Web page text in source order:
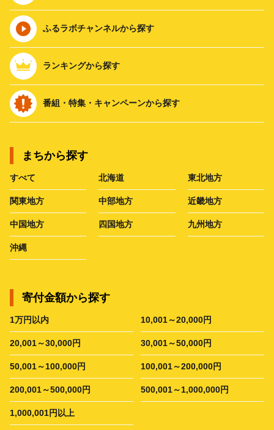
ふるラボチャンネルから探す
ランキングから探す
番組・特集・キャンペーンから探す
まちから探す
すべて 北海道 東北地方
関東地方 中部地方 近畿地方
中国地方 四国地方 九州地方
沖縄
寄付金額から探す
1万円以内 10,001～20,000円
20,001～30,000円 30,001～50,000円
50,001～100,000円 100,001～200,000円
200,001～500,000円 500,001～1,000,000円
1,000,001円以上